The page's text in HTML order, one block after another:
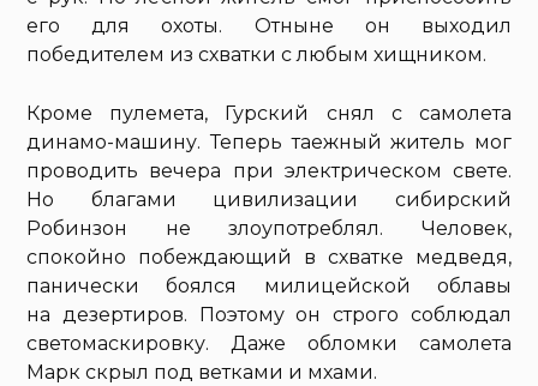
его для охоты. Отныне он выходил
победителем из схватки с любым хищником.
Кроме пулемета, Гурский снял с самолета
динамо-машину. Теперь таежный житель мог
проводить вечера при электрическом свете.
Но благами цивилизации сибирский
Робинзон не злоупотреблял. Человек,
спокойно побеждающий в схватке медведя,
панически боялся милицейской облавы
на дезертиров. Поэтому он строго соблюдал
светомаскировку. Даже обломки самолета
Марк скрыл под ветками и мхами.